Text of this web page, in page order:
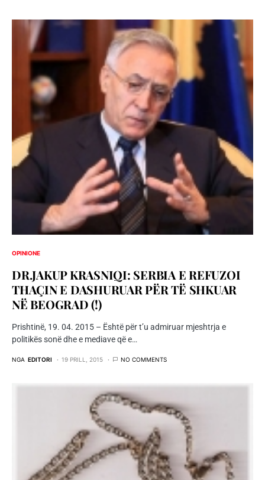
OPINIONE
DR.JAKUP KRASNIQI: SERBIA E REFUZOI
THAÇIN E DASHURUAR PËR TË SHKUAR
NË BEOGRAD (!)
Prishtinë, 19. 04. 2015 – Është për t’u admiruar mjeshtrja e
politikës sonë dhe e mediave që e…
NGA EDITORI 19 PRILL, 2015 NO COMMENTS